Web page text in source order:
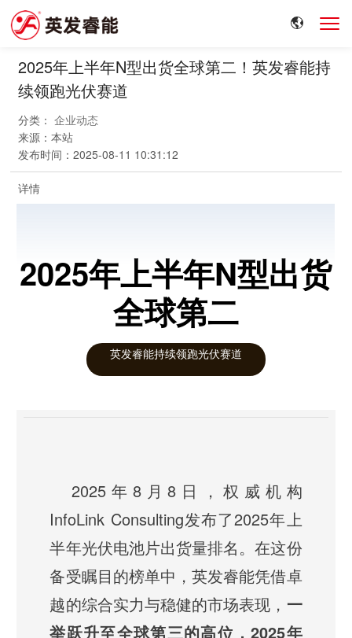
2025年上半年N型出货全球第二！英发睿能持
续领跑光伏赛道
分类： 企业动态
来源：本站
发布时间：2025-08-11 10:31:12
详情
2025年上半年N型出货
全球第二
英发睿能持续领跑光伏赛道
2025年8月8日，权威机构
InfoLink Consulting发布了2025年上
半年光伏电池片出货量排名。在这份
备受瞩目的榜单中，英发睿能凭借卓
越的综合实力与稳健的市场表现， 一
举跃升至全球第三的高位，2025年